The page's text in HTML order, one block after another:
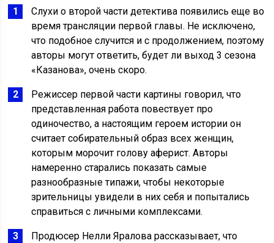
Слухи о второй части детектива появились еще во
время трансляции первой главы. Не исключено,
что подобное случится и с продолжением, поэтому
авторы могут ответить, будет ли выход 3 сезона
«Казанова», очень скоро.
Режиссер первой части картины говорил, что
представленная работа повествует про
одиночество, а настоящим героем истории он
считает собирательный образ всех женщин,
которым морочит голову аферист. Авторы
намеренно старались показать самые
разнообразные типажи, чтобы некоторые
зрительницы увидели в них себя и попытались
справиться с личными комплексами.
Продюсер Нелли Яралова рассказывает, что